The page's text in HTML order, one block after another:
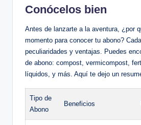
Conócelos bien
Antes de lanzarte a la aventura, ¿por
momento para conocer tu abono?
peculiaridades y ventajas. Puedes
de abono: compost, vermicompost,
líquidos, y más. Aquí te dejo un
Tipo de
Abono
Beneficios